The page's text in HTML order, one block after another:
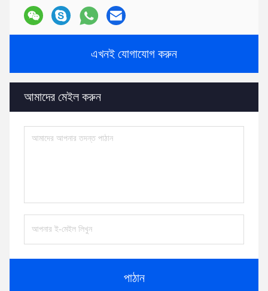
এখনই যোগাযোগ করুন
আমাদের মেইল ​​করুন
পাঠান